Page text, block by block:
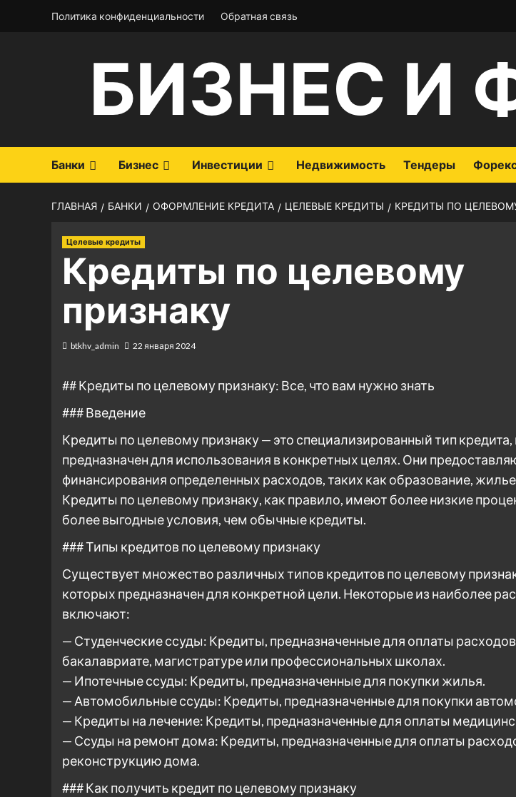
Политика конфиденциальности Обратная связь
БИЗНЕС И
Банки Бизнес Инвестиции Недвижимость Тендеры
ГЛАВНАЯ БАНКИ ОФОРМЛЕНИЕ КРЕДИТА ЦЕЛЕВЫЕ КРЕДИТЫ КРЕДИТЫ ПО
Целевые кредиты
Кредиты по целевому
признаку
btkhv_admin 22 января 2024
## Кредиты по целевому признаку: Все, что вам нужно знать
### Введение
Кредиты по целевому признаку — это специализированный тип
предназначен для использования в конкретных целях. Они
финансирования определенных расходов, таких как образование,
Кредиты по целевому признаку, как правило, имеют более низкие
более выгодные условия, чем обычные кредиты.
### Типы кредитов по целевому признаку
Существует множество различных типов кредитов по целевому
которых предназначен для конкретной цели. Некоторые из наиболее
включают:
— Студенческие ссуды: Кредиты, предназначенные для оплаты
бакалавриате, магистратуре или профессиональных школах.
— Ипотечные ссуды: Кредиты, предназначенные для покупки жилья.
— Автомобильные ссуды: Кредиты, предназначенные для покупки
— Кредиты на лечение: Кредиты, предназначенные для оплаты
— Ссуды на ремонт дома: Кредиты, предназначенные для оплаты
реконструкцию дома.
### Как получить кредит по целевому признаку